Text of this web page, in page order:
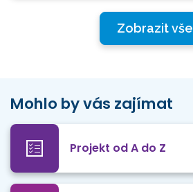
Zobrazit vše
Mohlo by vás zajímat
Projekt od A do Z